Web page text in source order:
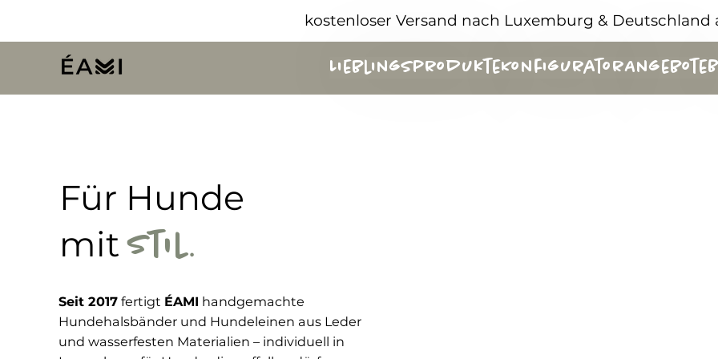
kostenloser Versand nach Luxemburg & Deutschland
LieblingsprodukteKonfiguratorAngebote
Für Hunde
mitStil.
Seit 2017 fertigt ÉAMI handgemachte
Hundehalsbänder und Hundeleinen aus Leder
und wasserfesten Materialien – individuell in